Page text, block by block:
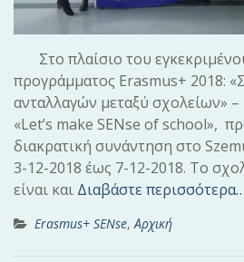
Στο πλαίσιο του
προγράμματος Erasmus+ 2018:
ανταλλαγών μεταξύ σχολείων» –
«Let’s make SENse of school»,
διακρατική συνάντηση στο
3-12-2018 έως 7-12-2018. Το
είναι και Διαβάστε περισσότερα…
Erasmus+ SENse, Αρχική